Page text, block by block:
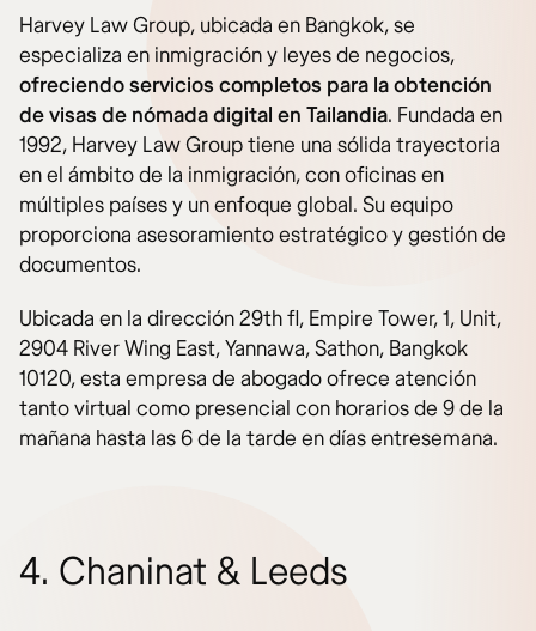
Harvey Law Group, ubicada en Bangkok, se
especializa en inmigración y leyes de negocios,
ofreciendo servicios completos para la obtención
de visas de nómada digital en Tailandia. Fundada en
1992, Harvey Law Group tiene una sólida trayectoria
en el ámbito de la inmigración, con oficinas en
múltiples países y un enfoque global. Su equipo
proporciona asesoramiento estratégico y gestión de
documentos.
Ubicada en la dirección 29th fl, Empire Tower, 1, Unit,
2904 River Wing East, Yannawa, Sathon, Bangkok
10120, esta empresa de abogado ofrece atención
tanto virtual como presencial con horarios de 9 de la
mañana hasta las 6 de la tarde en días entresemana.
4. Chaninat & Leeds